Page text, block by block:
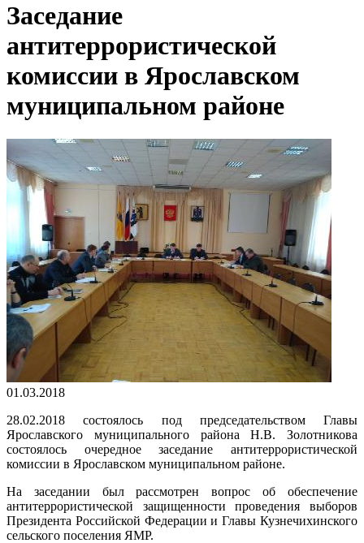
Заседание
антитеррористической
комиссии в Ярославском
муниципальном районе
01.03.2018
28.02.2018 состоялось под председательством Главы
Ярославского муниципального района Н.В. Золотникова
состоялось очередное заседание антитеррористической
комиссии в Ярославском муниципальном районе.
На заседании был рассмотрен вопрос об обеспечение
антитеррористической защищенности проведения выборов
Президента Российской Федерации и Главы Кузнечихинского
сельского поселения ЯМР.